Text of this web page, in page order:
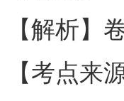
【解析】
【考点来